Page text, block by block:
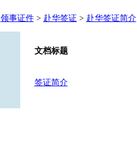
领事证件> 赴华签证> 赴华签证简介
文档标题
签证简介